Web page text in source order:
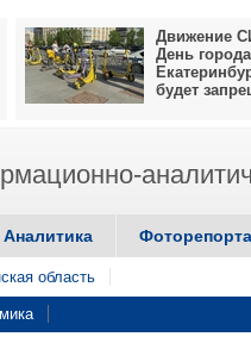
Движение
День города
будет
Аналитика
область